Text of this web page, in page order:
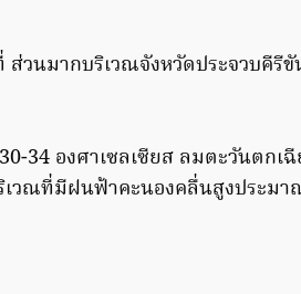
วนมากบริเวณจังหวัดประจวบคีรี
34 องศาเซลเซียส ลมตะวันตกเฉี
เวณที่มีฝนฟ้าคะนองคลื่นสูงประม